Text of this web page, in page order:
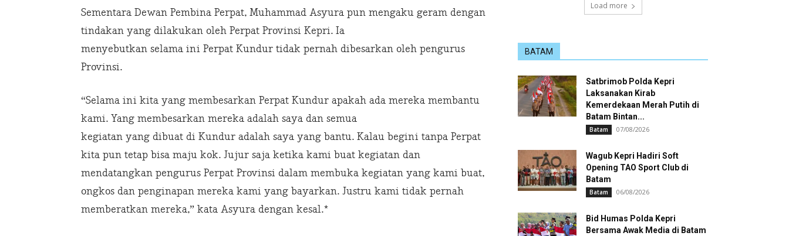
Sementara Dewan Pembina Perpat, Muhammad Asyura pun mengaku geram dengan
tindakan yang dilakukan oleh Perpat Provinsi Kepri. Ia
menyebutkan selama ini Perpat Kundur tidak pernah dibesarkan oleh pengurus
Provinsi.
“Selama ini kita yang membesarkan Perpat Kundur apakah ada mereka membantu
kami. Yang membesarkan mereka adalah saya dan semua
kegiatan yang dibuat di Kundur adalah saya yang bantu. Kalau begini tanpa Perpat
kita pun tetap bisa maju kok. Jujur saja ketika kami buat kegiatan dan
mendatangkan pengurus Perpat Provinsi dalam membuka kegiatan yang kami buat,
ongkos dan penginapan mereka kami yang bayarkan. Justru kami tidak pernah
memberatkan mereka,” kata Asyura dengan kesal.*
Load more
BATAM
Satbrimob Polda Kepri
Laksanakan Kirab
Kemerdekaan Merah Putih di
Batam Bintan...
Batam 07/08/2026
Wagub Kepri Hadiri Soft
Opening TAO Sport Club di
Batam
Batam 06/08/2026
Bid Humas Polda Kepri
Bersama Awak Media di Batam